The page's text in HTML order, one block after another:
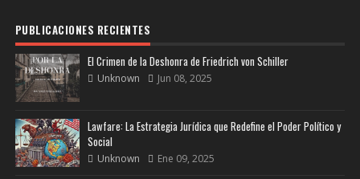
PUBLICACIONES RECIENTES
El Crimen de la Deshonra de Friedrich von Schiller
Unknown Jun 08, 2025
Lawfare: La Estrategia Jurídica que Redefine el Poder Político y
Social
Unknown Ene 09, 2025